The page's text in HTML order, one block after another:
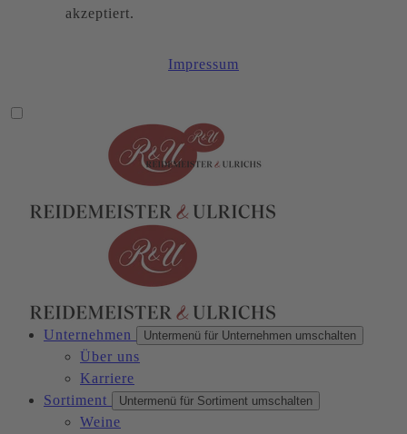
akzeptiert.
Impressum
Unternehmen Untermenü für Unternehmen umschalten
Über uns
Karriere
Sortiment
Untermenü für Sortiment umschalten
Weine